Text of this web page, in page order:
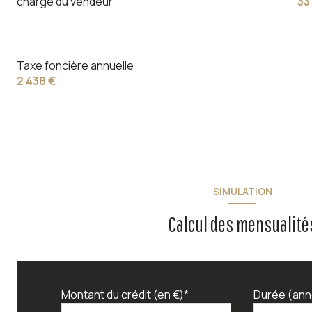
Taxe foncière annuelle
2 438 €
SIMULATION
Calcul des
Montant du crédit (en €)* Durée